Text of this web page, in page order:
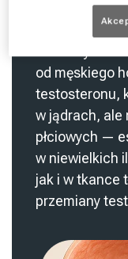
tym wyższe
od męskiego
testosteronu,
w jądrach, ale
płciowych —
w niewielkich
jak i w tkance
przemiany